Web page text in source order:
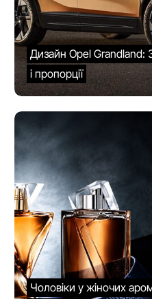
Дизайн Opel Grandland:
і пропорції
Чоловіки у жіночих